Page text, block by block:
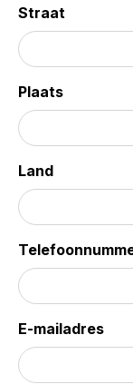
Straat
Plaats
Land
E-mailadres